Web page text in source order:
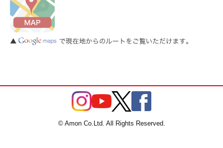
© Amon Co.Ltd. All Rights Reserved.